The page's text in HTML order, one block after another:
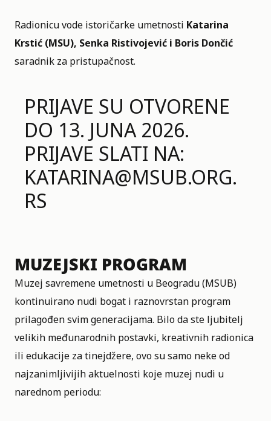
Radionicu vode istoričarke umetnosti Katarina
Krstić (MSU), Senka Ristivojević i Boris Dončić
saradnik za pristupačnost.
PRIJAVE SU OTVORENE
DO 13. JUNA 2026.
PRIJAVE SLATI NA:
KATARINA@MSUB.ORG.
RS
MUZEJSKI PROGRAM
Muzej savremene umetnosti u Beogradu (MSUB)
kontinuirano nudi bogat i raznovrstan program
prilagođen svim generacijama. Bilo da ste ljubitelj
velikih međunarodnih postavki, kreativnih radionica
ili edukacije za tinejdžere, ovo su samo neke od
najzanimljivijih aktuelnosti koje muzej nudi u
narednom periodu: